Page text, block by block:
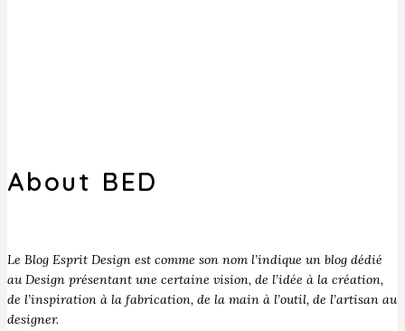
About BED
Le Blog Esprit Design est comme son nom l’indique un blog dédié
au Design présentant une certaine vision, de l’idée à la création,
de l’inspiration à la fabrication, de la main à l’outil, de l’artisan au
designer.